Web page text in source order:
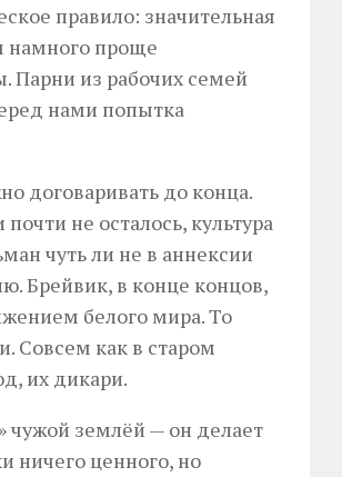
правило: значительная
намного проще
Парни из рабочих семей
нами попытка
договаривать до конца.
не осталось, культура
чуть ли не в аннексии
Брейвик, в конце концов,
белого мира. То
Совсем как в старом
их дикари.
чужой землёй — он делает
ничего ценного, но